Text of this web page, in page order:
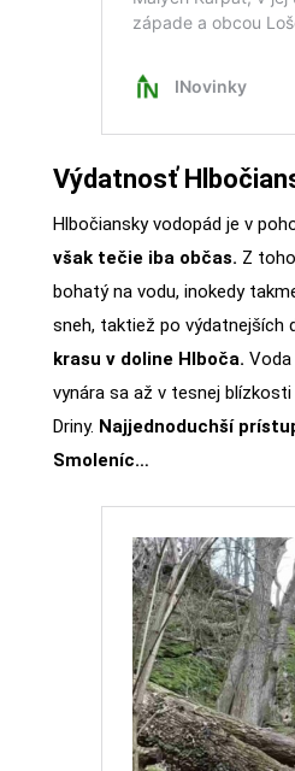
Výdatnosť
Hlbočiansky vodopád je v
však tečie iba občas. Z
bohatý na vodu, inokedy
sneh, taktiež po výdatnejších
krasu v doline Hlboča.
vynára sa až v tesnej
Driny. Najjednoduchší
Smoleníc…